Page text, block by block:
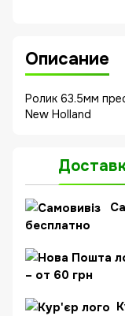
Описание
Ролик 63.5мм
New Holland
C
бесплатно
– от 60 грн